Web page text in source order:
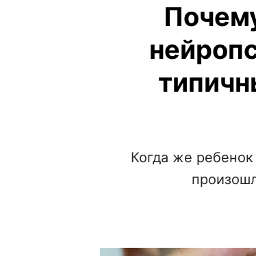
Когда же ребенок